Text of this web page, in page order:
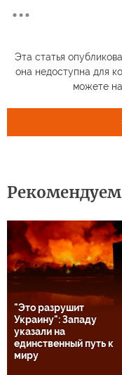
Эта статья
она недоступна для
можете
Рекомендуем
"Это разрушит
Украину": Западу
указали на
единственный путь к
миру